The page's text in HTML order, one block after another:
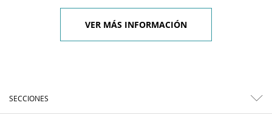
VER MÁS INFORMACIÓN
SECCIONES